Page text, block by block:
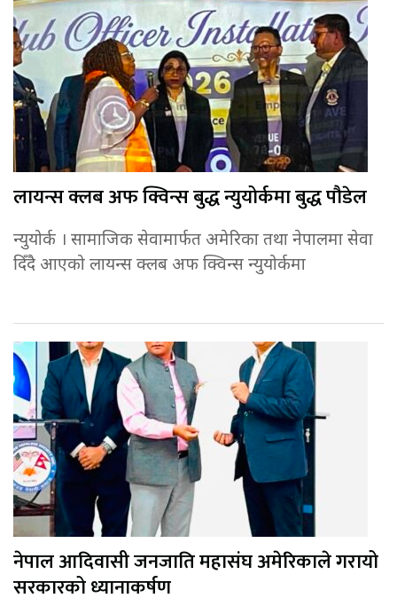
लायन्स क्लब अफ क्विन्स बुद्ध न्युयोर्कमा बुद्ध पौडेल
न्युयोर्क । सामाजिक सेवामार्फत अमेरिका तथा नेपालमा सेवा
दिँदै आएको लायन्स क्लब अफ क्विन्स न्युयोर्कमा
नेपाल आदिवासी जनजाति महासंघ अमेरिकाले गरायो
सरकारको ध्यानाकर्षण